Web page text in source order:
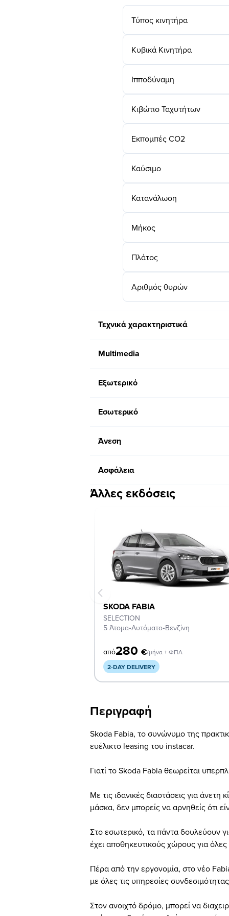
Τύπος κινητήρα
Κυβικά Κινητήρα
Ιπποδύναμη
Κιβώτιο Ταχυτήτων
Εκπομπές CO2
Καύσιμο
Κατανάλωση
Μήκος
Πλάτος
Αριθμός θυρών
Τεχνικά χαρακτηριστικά
Multimedia
Εξωτερικό
Εσωτερικό
Άνεση
Ασφάλεια
Άλλες εκδόσεις
SKODA FABIA
SELECTION
5 Άτομα•Αυτόματο•Βενζίνη
από280 €/μήνα + ΦΠΑ
2-DAY DELIVERY
Περιγραφή
Skoda Fabia, το συνώνυμο της
ευέλικτο leasing του instacar.
Γιατί το Skoda Fabia θεωρείται
Με τις ιδανικές διαστάσεις για
μάσκα, δεν μπορείς να αρνηθείς ότι
Στο εσωτερικό, τα πάντα δουλεύουν
έχει αποθηκευτικούς χώρους για
Πέρα από την εργονομία, στο νέο
με όλες τις υπηρεσίες
Στον ανοιχτό δρόμο, μπορεί να